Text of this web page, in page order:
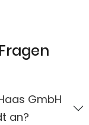
GmbH
an?